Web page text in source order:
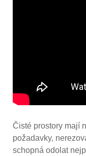
Čisté prostory mají
požadavky,
schopná odolat